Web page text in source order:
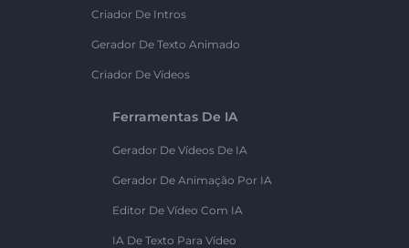
Criador De Intros
Gerador De Texto Animado
Criador De Vídeos
Ferramentas De IA
Gerador De Vídeos De IA
Gerador De Animação Por IA
Editor De Vídeo Com IA
IA De Texto Para Vídeo